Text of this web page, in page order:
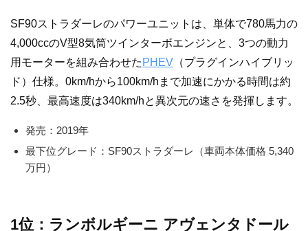
SF90ストラダーレのパワーユニットは、単体で780馬力の
4,000ccのV型8気筒ツインターボエンジンと、3つの動力
用モーターを組み合わせた PHEV （プラグインハイブリッ
ド）仕様。0km/hから100km/hまで加速にかかる時間は約
2.5秒、最高速度は340km/hと異次元の速さを発揮します。
発売：2019年
最下位グレード：SF90ストラダーレ（車両本体価格 5,340
万円）
1位：ランボルギーニ アヴェンタドール